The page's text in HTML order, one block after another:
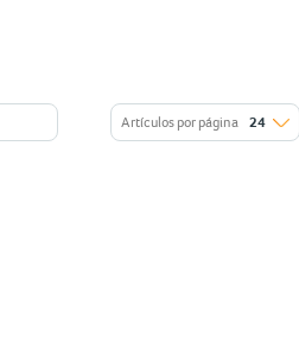
Artículos por página 24